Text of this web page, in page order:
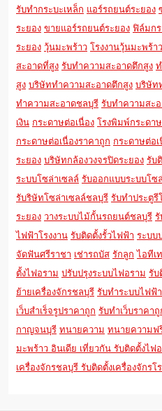
รับทำกระบะเหล็ก แอร์รถยนต์ระยอง
ระยอง ขายแอร์รถยนต์ระยอง ฟิล์มกร
ระยอง วุ้นมะพร้าว โรงงานวุ้นมะพร้าว
สะอาดที่สูง รับทำความสะอาดตึกสูง
สูง บริษัททำความสะอาดตึกสูง บริษัท
ทำความสะอาดชลบุรี รับทำความสะ
เงิน กระดาษต่อเนื่อง โรงพิมพ์กระดา
กระดาษต่อเนื่องราคาถูก กระดาษต่อ
ระยอง บริษัทกล้องวงจรปิดระยอง รับ
ระบบโซล่าเซลล์ รับออกแบบระบบโซ
รับริษัทโซล่าเซลล์ชลบุรี รับทำประตูรี
ระยอง วางระบบไม้กั้นรถยนต์ชลบุรี รั
ไฟฟ้าโรงงาน รับติดตั้งรั้วไฟฟ้า ระบบ
จัดฟันศรีราชา เช่ารถบัส รักลูก ไอทีเ
ตั้งไฟอราม ปรับปรุงระบบไฟอราม รับ
ย้ายเครื่องจักรชลบุรี รับทำระบบไฟฟ้
เว็บสำเร็จรูปราคาถูก รับทำเว็บราคาถู
กาญจนบุรี ทนายความ ทนายความฟ
มะพร้าว อินเดีย เที่ยวกัน รับติดตั้งไฟ
เครื่องจักรชลบุรี รับติดตั้งเครื่องจักรโ